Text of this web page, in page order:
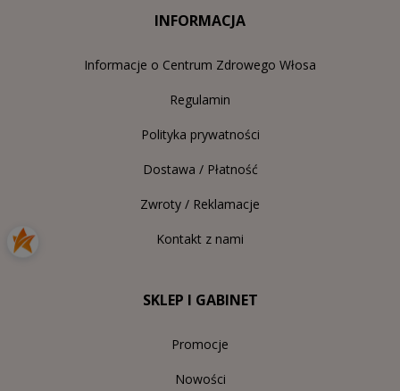
INFORMACJA
Informacje o Centrum Zdrowego Włosa
Regulamin
Polityka prywatności
Dostawa / Płatność
Zwroty / Reklamacje
Kontakt z nami
SKLEP I GABINET
Promocje
Nowości